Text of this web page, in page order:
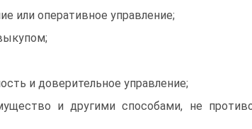
или оперативное управление;
и доверительное управление;
и другими способами, не